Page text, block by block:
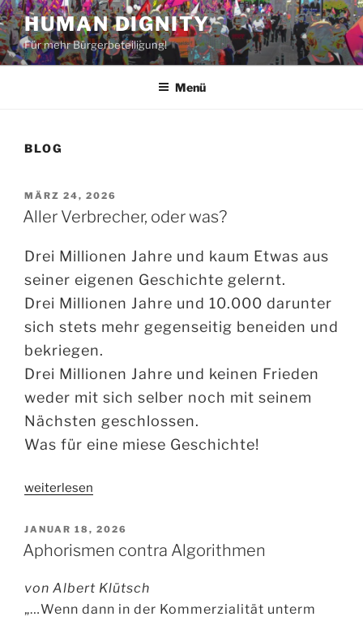
Zum
Inhalt
springen
HUMAN DIGNITY
Für mehr Bürgerbeteiligung!
Menü
BLOG
VERÖFFENTLICHT
AM
MÄRZ 24, 2026
Aller Verbrecher, oder was?
Drei Millionen Jahre und kaum Etwas aus
seiner eigenen Geschichte gelernt.
Drei Millionen Jahre und 10.000 darunter
sich stets mehr gegenseitig beneiden und
bekriegen.
Drei Millionen Jahre und keinen Frieden
weder mit sich selber noch mit seinem
Nächsten geschlossen.
Was für eine miese Geschichte!
„Aller
oder
was?“
weiterlesen
VERÖFFENTLICHT
AM
JANUAR 18, 2026
Aphorismen contra Algorithmen
von Albert Klütsch
„…Wenn dann in der Kommerzialität unterm